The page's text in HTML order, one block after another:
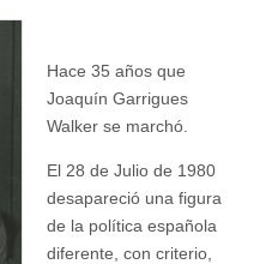
Hace 35 años que
Joaquín Garrigues
Walker se marchó.
El 28 de Julio de 1980
desapareció una figura
de la política española
diferente, con criterio,